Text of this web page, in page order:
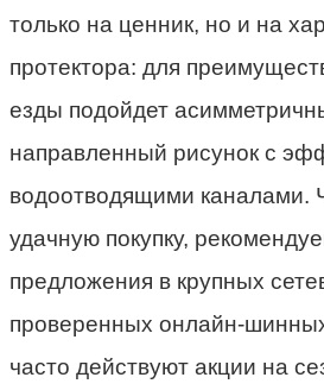
только на ценник, но и на
протектора: для
езды подойдет
направленный рисунок с
водоотводящими каналами.
удачную покупку,
предложения в крупных
проверенных онлайн-
часто действуют акции на